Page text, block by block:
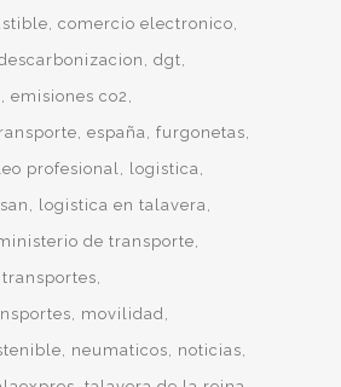
comercio electronico
dgt
emisiones co2
españa furgonetas
profesional
logistica
logistica en talavera
de transporte
movilidad
neumaticos
noticias